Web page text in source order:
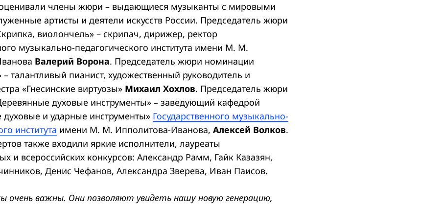
члены жюри – выдающиеся музыканты с мировыми
артисты и деятели искусств России. Председатель жюри
виолончель» – скрипач, дирижер, ректор
музыкально-педагогического института имени М. М.
Валерий Ворона. Председатель жюри номинации
талантливый пианист, художественный руководитель и
«Гнесинские виртуозы» Михаил Хохлов. Председатель жюри
духовые инструменты» – заведующий кафедрой
духовые и ударные инструменты» Государственного музыкально-
института имени М. М. Ипполитова-Иванова, Алексей Волков.
также входили яркие исполнители, лауреаты
и всероссийских конкурсов: Александр Рамм, Гайк Казазян,
Денис Чефанов, Александра Зверева, Иван Паисов.
очень важны. Они позволяют увидеть нашу новую генерацию,